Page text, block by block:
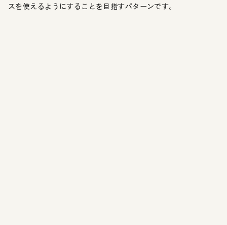
スを使えるようにすることを目指すパターンです。